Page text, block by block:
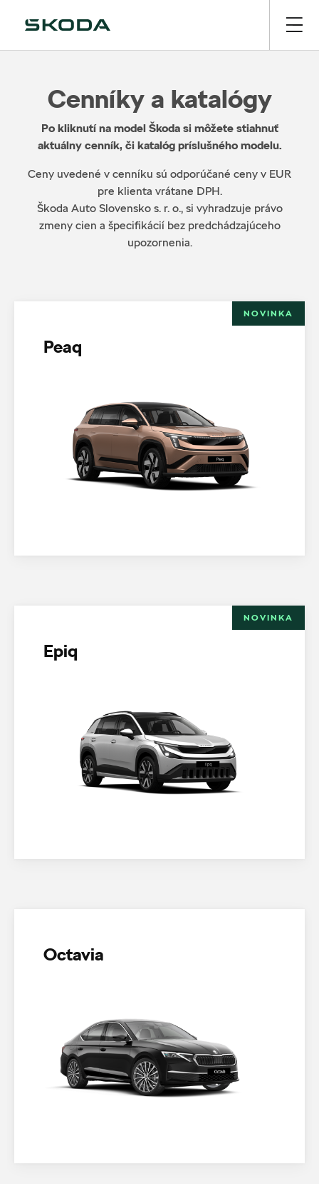
Cenníky a katalógy
Po kliknutí na model Škoda si môžete stiahnuť
aktuálny cenník, či katalóg príslušného modelu.
Ceny uvedené v cenníku sú odporúčané ceny v EUR
pre klienta vrátane DPH.
Škoda Auto Slovensko s. r. o., si vyhradzuje právo
zmeny cien a špecifikácií bez predchádzajúceho
upozornenia.
NOVINKA
Peaq
NOVINKA
Epiq
Octavia